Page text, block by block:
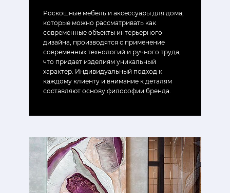
Роскошные мебель и аксессуары для дома,
которые можно рассматривать как
современные объекты интерьерного
дизайна, производятся с применение
современных технологий и ручного труда,
что придает изделиям уникальный
характер. Индивидуальный подход к
каждому клиенту и внимание к деталям
составляют основу философии бренда.